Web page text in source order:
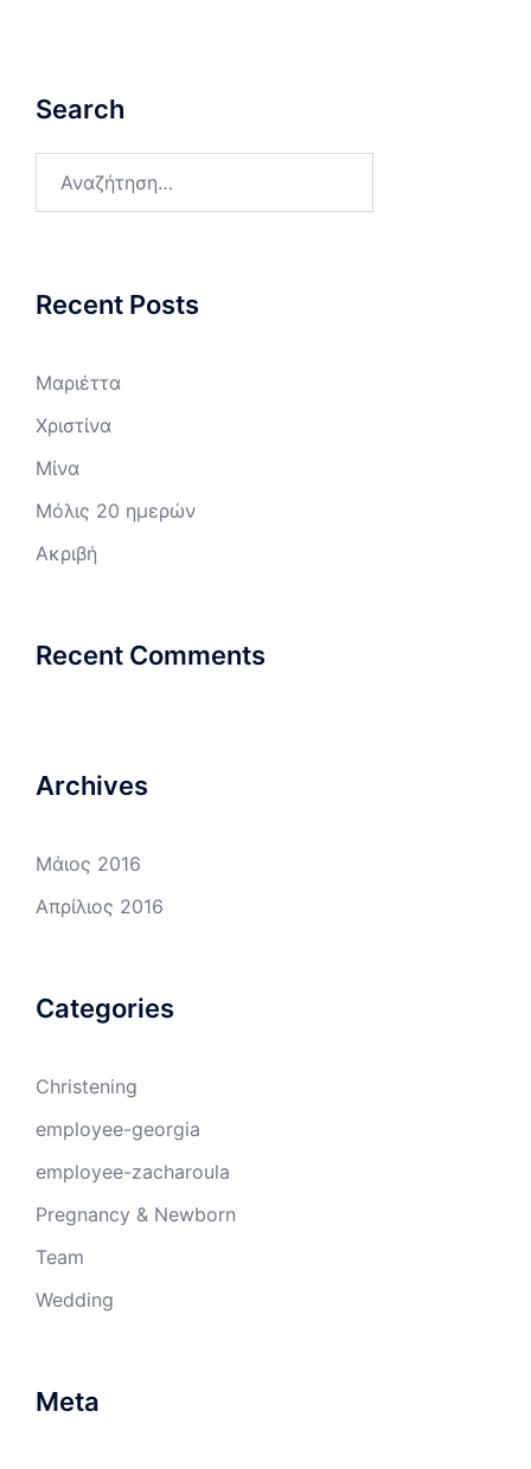
Search
Recent Posts
Μαριέττα
Χριστίνα
Μίνα
Μόλις 20 ημερών
Ακριβή
Recent Comments
Archives
Μάιος 2016
Απρίλιος 2016
Categories
Christening
employee-georgia
employee-zacharoula
Pregnancy & Newborn
Team
Wedding
Meta